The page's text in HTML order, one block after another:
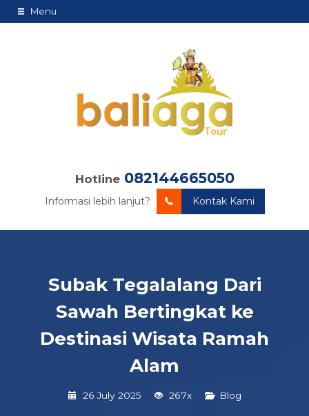
Menu
Hotline 082144665050
Informasi lebih lanjut? Kontak Kami
Subak Tegalalang Dari
Sawah Bertingkat ke
Destinasi Wisata Ramah
Alam
26 July 2025 267x Blog